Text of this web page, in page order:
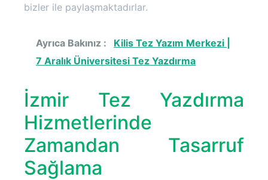
bizler ile paylaşmaktadırlar.
Ayrıca Bakınız :
Kilis Tez Yazım Merkezi |
7 Aralık Üniversitesi Tez Yazdırma
İzmir Tez Yazdırma
Hizmetlerinde
Zamandan Tasarruf
Sağlama